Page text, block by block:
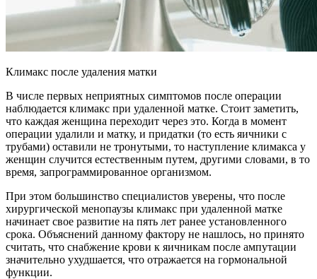
Климакс после удаления матки
В числе первых неприятных симптомов после операции
наблюдается климакс при удаленной матке. Стоит заметить,
что каждая женщина переходит через это. Когда в момент
операции удалили и матку, и придатки (то есть яичники с
трубами) оставили не тронутыми, то наступление климакса у
женщин случится естественным путем, другими словами, в то
время, запрограммированное организмом.
При этом большинство специалистов уверены, что после
хирургической менопаузы климакс при удаленной матке
начинает свое развитие на пять лет ранее установленного
срока. Объяснений данному фактору не нашлось, но принято
считать, что снабжение крови к яичникам после ампутации
значительно ухудшается, что отражается на гормональной
функции.